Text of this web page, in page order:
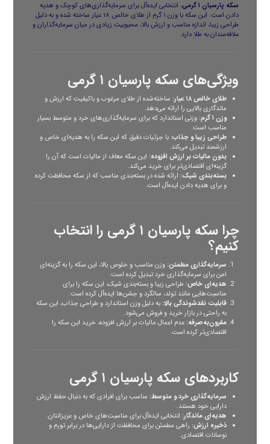
سکه پارسیان ۱ گرمی
، انتخابی ایده‌آل برای سرمایه‌گذاری‌های کوچک و هدیه
دادن است. این سکه با وزن ۱ گرم از طلای خالص ۱۸ عیار ساخته شده و به دلیل
طراحی زیبا، اندازه مناسب و ارزش بالا، محبوبیت زیادی در میان سرمایه‌گذاران و
علاقه‌مندان به طلا دارد.
ویژگی‌های سکه پارسیان ۱ گرمی
طلای خالص ۱۸ عیار:
ساخته‌شده از طلای مرغوب و باکیفیت که ارزش و
ماندگاری بالایی را ارائه می‌دهد.
وزن ۱ گرم:
وزنی استاندارد که برای سرمایه‌گذاری‌های خرد و متوسط بسیار
مناسب است.
طراحی زیبا و جذاب: با جزئیات دقیق که این سکه را به هدیه‌ای خاص و
ارزشمند تبدیل می‌کند.
بدون مالیات بر ارزش افزوده: این سکه معاف از مالیات است که آن را
گزینه‌ای اقتصادی‌تر برای خرید می‌کند.
بسته‌بندی شیک: ارائه شده در بسته‌بندی مناسب که از سکه محافظت کرده
و برای هدیه دادن ایده‌آل است.
چرا سکه پارسیان ۱ گرمی را انتخاب
کنیم؟
سرمایه‌گذاری مطمئن: وزن مناسب و خلوص بالا، این سکه را به گزینه‌ای
امن برای سرمایه‌گذاری خرد تبدیل کرده است.
هدیه‌ای خاص: طراحی زیبا و بسته‌بندی شیک، این سکه را برای
مناسبت‌هایی مانند تولد، سالگرد و جشن‌ها ایده‌آل کرده است.
قابلیت نقدشوندگی بالا: به دلیل وزن استاندارد و طراحی جذاب، این سکه
به راحتی در بازار خرید و فروش می‌شود.
مقرون‌به‌صرفه: عدم اعمال مالیات بر ارزش افزوده، خرید این سکه را
اقتصادی‌تر کرده است.
کاربردهایسکه پارسیان
سرمایه‌گذاری خرد و متوسط: مناسب برای افرادی که به دنبال حفظ ارزش
دارایی خود هستند.
هدیه‌ای ماندگار: انتخابی ایده‌آل برای مناسبت‌های خاص و عزیزانتان.
ذخیره ارزش: راهی مطمئن برای محافظت از دارایی‌ها در برابر تورم و
نوسانات اقتصادی.